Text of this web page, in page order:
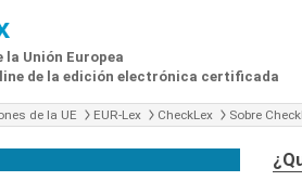
la Unión Europea
de la edición electrónica certificada
de la UE EUR-Lex CheckLex Sobre